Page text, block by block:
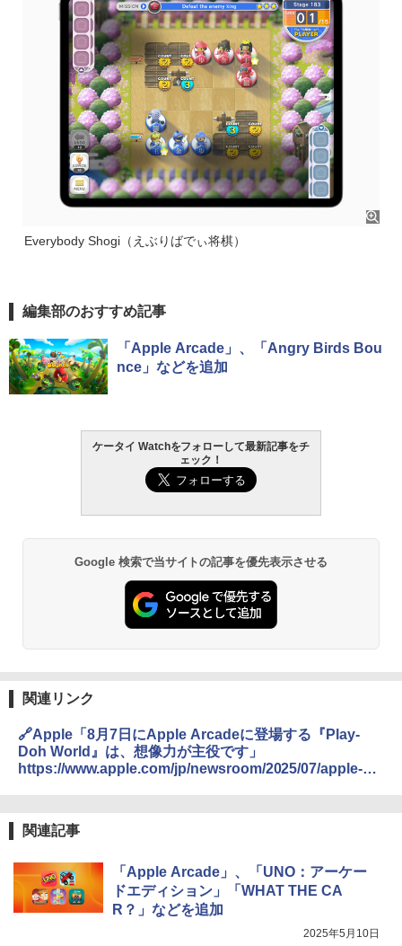
Everybody Shogi（えぶりばでぃ将棋）
編集部のおすすめ記事
「Apple Arcade」、「Angry Birds Bou
nce」などを追加
ケータイ Watchをフォローして最新記事をチ
ェック！
Google 検索で当サイトの記事を優先表示させる
関連リンク
🔗Apple「8月7日にApple Arcadeに登場する『Play-
Doh World』は、想像力が主役です」
https://www.apple.com/jp/newsroom/2025/07/apple-
関連記事
「Apple Arcade」、「UNO：アーケー
ドエディション」「WHAT THE CA
R？」などを追加
2025年5月10日